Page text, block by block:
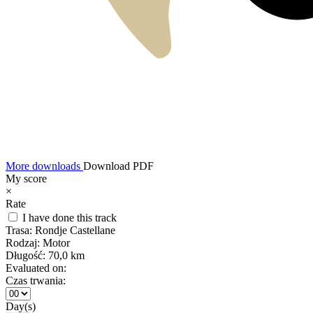
More downloads Download PDF
My score
×
Rate
I have done this track
Trasa: Rondje Castellane
Rodzaj: Motor
Długość: 70,0 km
Evaluated on:
Czas trwania:
Day(s)